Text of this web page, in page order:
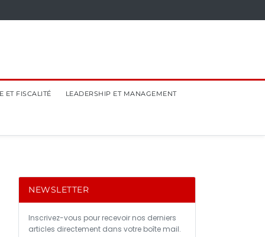
ET FISCALITÉ LEADERSHIP ET MANAGEMENT
NEWSLETTER
Inscrivez-vous pour recevoir nos derniers
articles directement dans votre boîte mail.